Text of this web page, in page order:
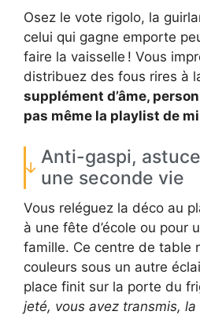
Osez le vote rigolo, la
celui qui gagne emporte
faire la vaisselle ! Vous
distribuez des fous rires à
supplément d’âme,
pas même la playlist de
Anti-gaspi,
une seconde vie
Vous reléguez la déco au
à une fête d’école ou pour
famille. Ce centre de table
couleurs sous un autre
place finit sur la porte du
jeté, vous avez transmis,